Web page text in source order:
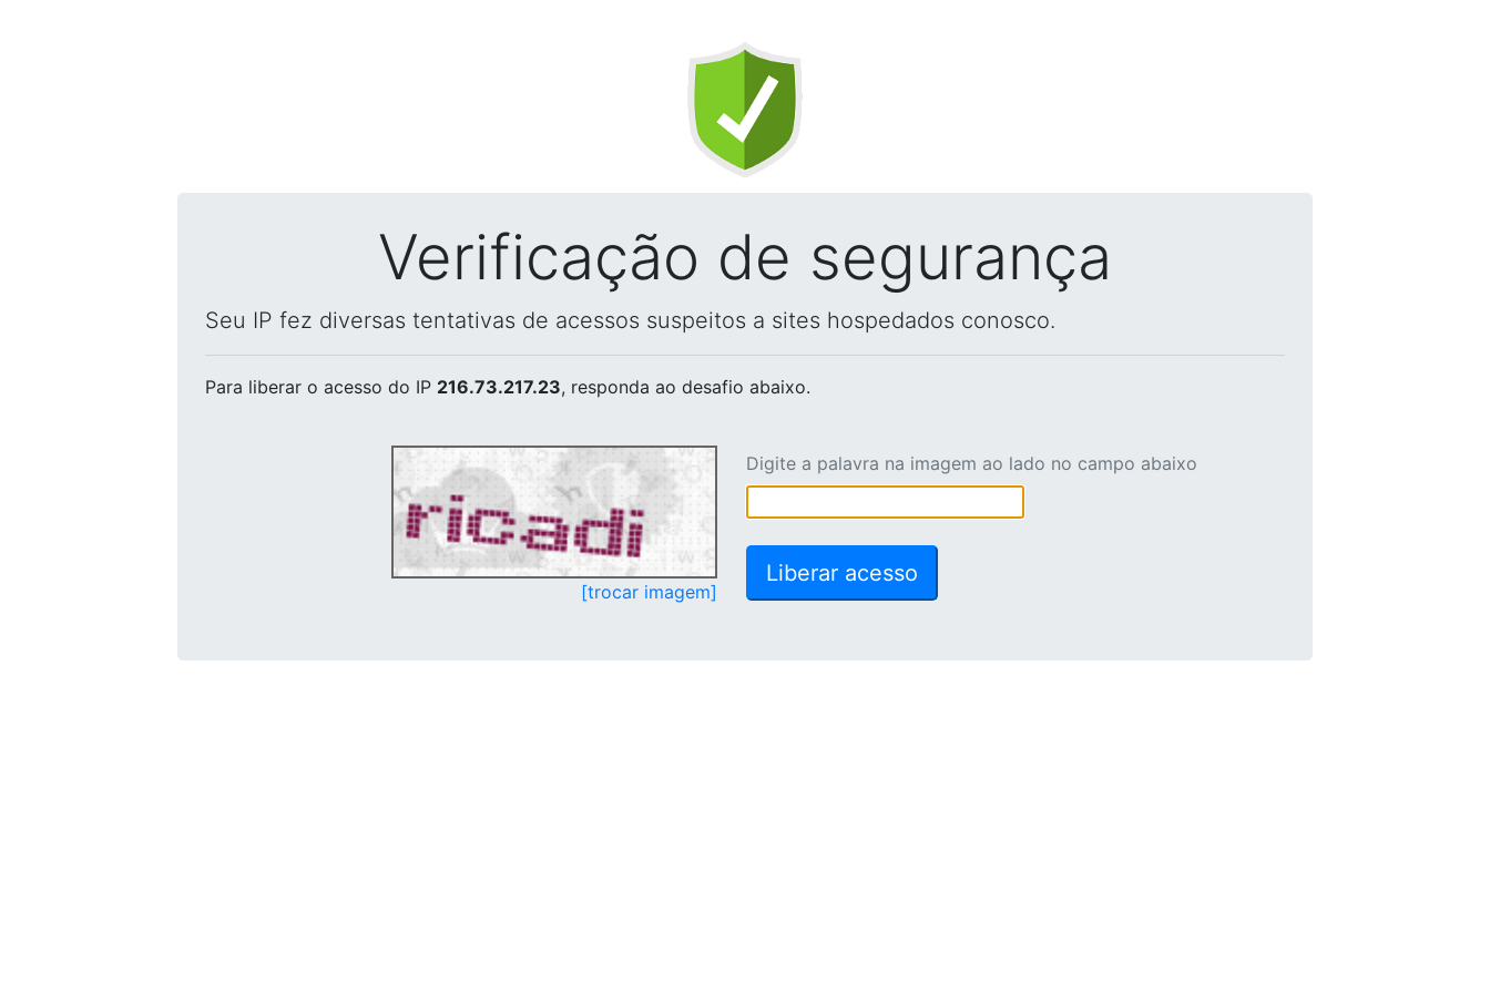
Verificação de segurança
Seu IP fez diversas tentativas de acessos suspeitos a sites hospedados conosco.
Para liberar o acesso do IP 216.73.217.23, responda ao desafio abaixo.
[trocar imagem]
Digite a palavra na imagem ao lado no campo abaixo